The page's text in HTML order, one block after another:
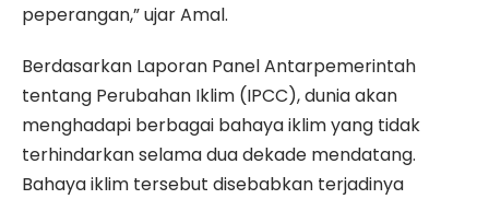
peperangan,” ujar Amal.
Berdasarkan Laporan Panel Antarpemerintah
tentang Perubahan Iklim (IPCC), dunia akan
menghadapi berbagai bahaya iklim yang tidak
terhindarkan selama dua dekade mendatang.
Bahaya iklim tersebut disebabkan terjadinya